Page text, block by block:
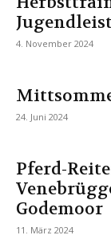
4. November 2024
24. Juni 2024
Pferd-
Godemoor
11. März 2024